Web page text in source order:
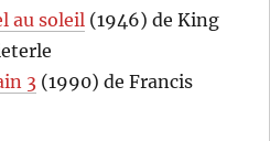
au soleil (1946) de King
3 (1990) de Francis